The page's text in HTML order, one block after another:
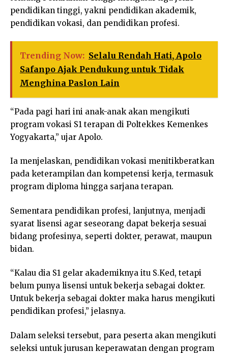
pendidikan tinggi, yakni pendidikan akademik,
pendidikan vokasi, dan pendidikan profesi.
Trending Now: Selalu Rendah Hati, Apolo
Safanpo Ajak Pendukung untuk Tidak
Menghina Paslon Lain
“Pada pagi hari ini anak-anak akan mengikuti
program vokasi S1 terapan di Poltekkes Kemenkes
Yogyakarta,” ujar Apolo.
Ia menjelaskan, pendidikan vokasi menitikberatkan
pada keterampilan dan kompetensi kerja, termasuk
program diploma hingga sarjana terapan.
Sementara pendidikan profesi, lanjutnya, menjadi
syarat lisensi agar seseorang dapat bekerja sesuai
bidang profesinya, seperti dokter, perawat, maupun
bidan.
“Kalau dia S1 gelar akademiknya itu S.Ked, tetapi
belum punya lisensi untuk bekerja sebagai dokter.
Untuk bekerja sebagai dokter maka harus mengikuti
pendidikan profesi,” jelasnya.
Dalam seleksi tersebut, para peserta akan mengikuti
seleksi untuk jurusan keperawatan dengan program